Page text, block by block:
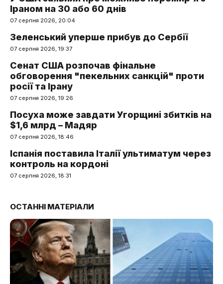
Іраном на 30 або 60 днів
07 серпня 2026, 20:04
Зеленський уперше прибув до Сербії
07 серпня 2026, 19:37
Сенат США розпочав фінальне
обговорення "пекельних санкцій" проти
росії та Ірану
07 серпня 2026, 19:26
Посуха може завдати Угорщині збитків на
$1,6 млрд – Мадяр
07 серпня 2026, 18:46
Іспанія поставила Італії ультиматум через
контроль на кордоні
07 серпня 2026, 18:31
ОСТАННІ МАТЕРІАЛИ